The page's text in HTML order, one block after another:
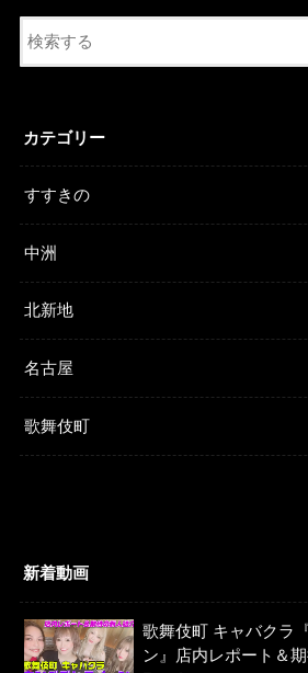
カテゴリー
すすきの
中洲
北新地
名古屋
歌舞伎町
新着動画
歌舞伎町 キャバクラ
ン』店内レポート＆